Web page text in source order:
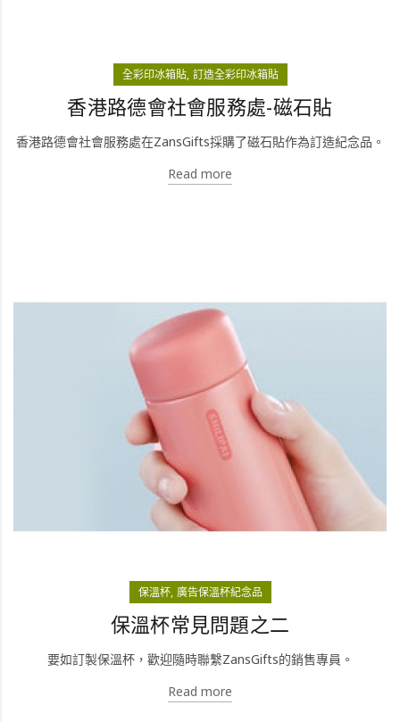
全彩印冰箱貼 訂造全彩印冰箱貼
香港路德會社會服務處-磁石貼
香港路德會社會服務處在ZansGifts採購了磁石貼作為訂造紀念品。
Read more
保溫杯 廣告保溫杯紀念品
保溫杯常見問題之二
要如訂製保溫杯，歡迎隨時聯繫ZansGifts的銷售專員。
Read more